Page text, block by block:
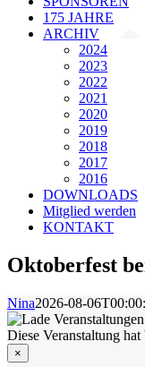
175 JAHRE
ARCHIV
2024
2023
2022
2021
2020
2019
2018
2017
2016
DOWNLOADS
Mitglied werden
KONTAKT
Oktoberfest
Nina2026-08-
Diese Veranstaltung hat
×